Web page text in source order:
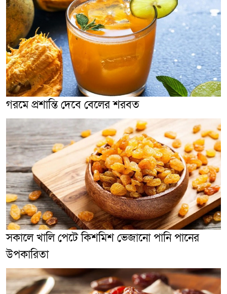
গরমে প্রশান্তি দেবে বেলের শরবত
সকালে খালি পেটে কিশমিশ ভেজানো পানি পানের
উপকারিতা